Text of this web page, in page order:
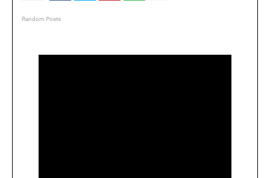
Random Posts